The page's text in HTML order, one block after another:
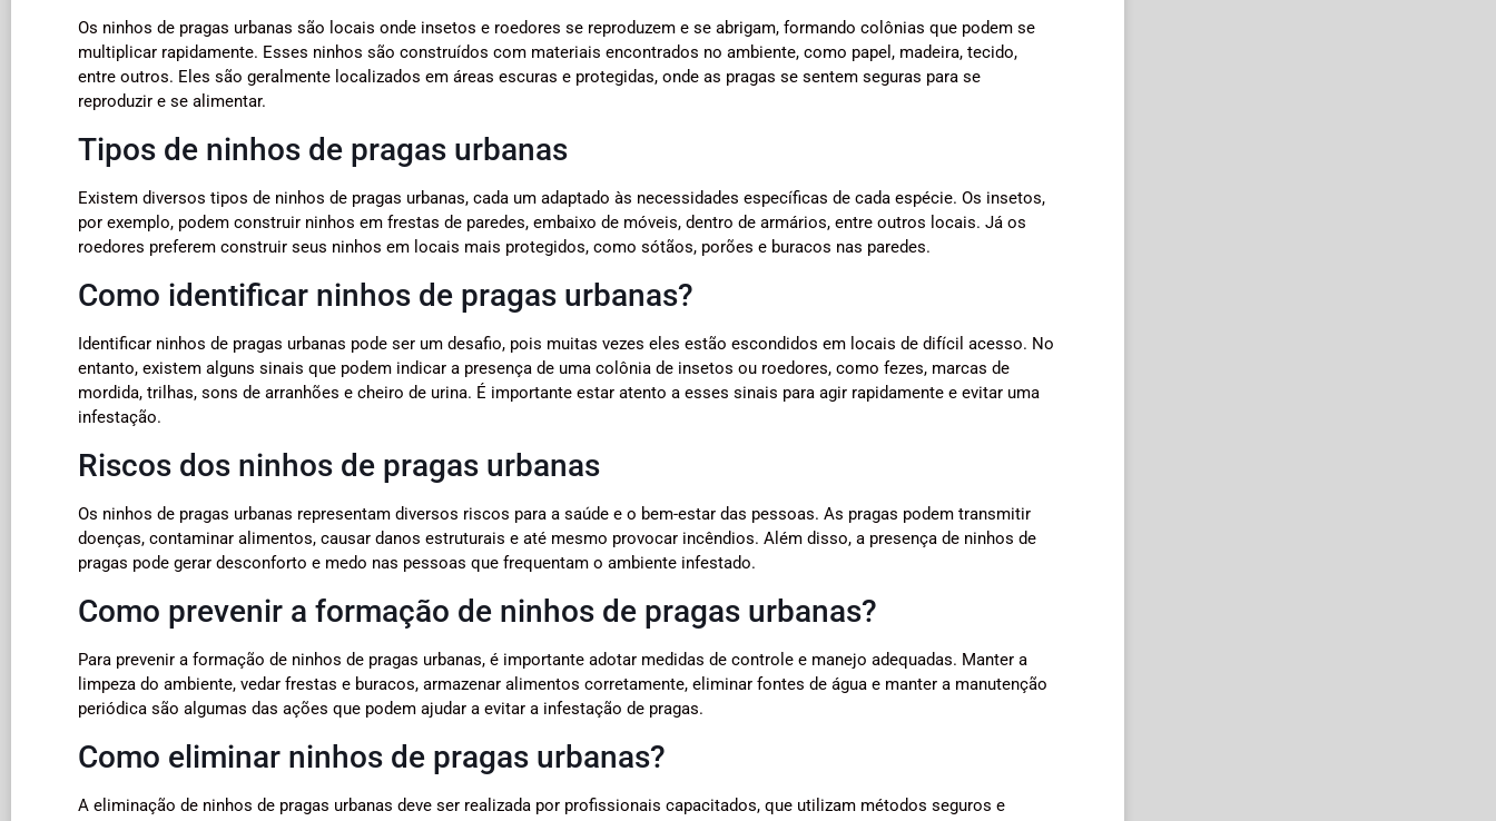
Os ninhos de pragas urbanas são locais onde insetos e roedores se reproduzem e se abrigam, formando colônias que podem se
multiplicar rapidamente. Esses ninhos são construídos com materiais encontrados no ambiente, como papel, madeira, tecido,
entre outros. Eles são geralmente localizados em áreas escuras e protegidas, onde as pragas se sentem seguras para se
reproduzir e se alimentar.
Tipos de ninhos de pragas urbanas
Existem diversos tipos de ninhos de pragas urbanas, cada um adaptado às necessidades específicas de cada espécie. Os insetos,
por exemplo, podem construir ninhos em frestas de paredes, embaixo de móveis, dentro de armários, entre outros locais. Já os
roedores preferem construir seus ninhos em locais mais protegidos, como sótãos, porões e buracos nas paredes.
Como identificar ninhos de pragas urbanas?
Identificar ninhos de pragas urbanas pode ser um desafio, pois muitas vezes eles estão escondidos em locais de difícil acesso. No
entanto, existem alguns sinais que podem indicar a presença de uma colônia de insetos ou roedores, como fezes, marcas de
mordida, trilhas, sons de arranhões e cheiro de urina. É importante estar atento a esses sinais para agir rapidamente e evitar uma
infestação.
Riscos dos ninhos de pragas urbanas
Os ninhos de pragas urbanas representam diversos riscos para a saúde e o bem-estar das pessoas. As pragas podem transmitir
doenças, contaminar alimentos, causar danos estruturais e até mesmo provocar incêndios. Além disso, a presença de ninhos de
pragas pode gerar desconforto e medo nas pessoas que frequentam o ambiente infestado.
Como prevenir a formação de ninhos de pragas urbanas?
Para prevenir a formação de ninhos de pragas urbanas, é importante adotar medidas de controle e manejo adequadas. Manter a
limpeza do ambiente, vedar frestas e buracos, armazenar alimentos corretamente, eliminar fontes de água e manter a manutenção
periódica são algumas das ações que podem ajudar a evitar a infestação de pragas.
Como eliminar ninhos de pragas urbanas?
A eliminação de ninhos de pragas urbanas deve ser realizada por profissionais capacitados, que utilizam métodos seguros e